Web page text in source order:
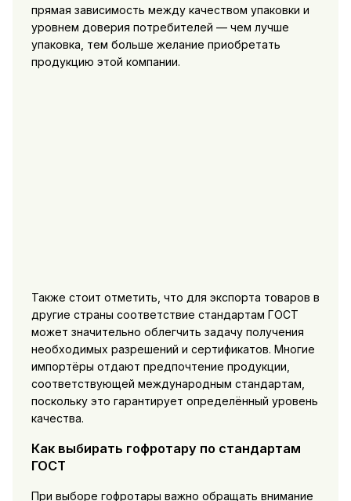
прямая зависимость между качеством упаковки и
уровнем доверия потребителей — чем лучше
упаковка, тем больше желание приобретать
продукцию этой компании.
Также стоит отметить, что для экспорта товаров в
другие страны соответствие стандартам ГОСТ
может значительно облегчить задачу получения
необходимых разрешений и сертификатов. Многие
импортёры отдают предпочтение продукции,
соответствующей международным стандартам,
поскольку это гарантирует определённый уровень
качества.
Как выбирать гофротару по стандартам
ГОСТ
При выборе гофротары важно обращать внимание